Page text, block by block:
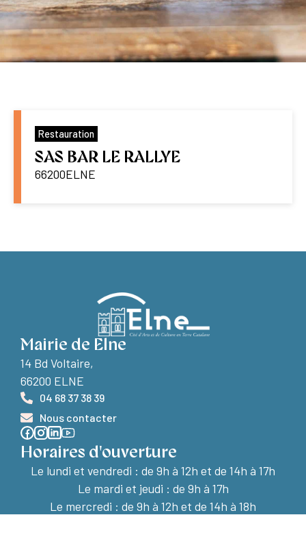
Restauration
SAS BAR LE RALLYE
66200ELNE
Mairie de Elne
14 Bd Voltaire,
66200 ELNE
04 68 37 38 39
Nous contacter
Horaires d'ouverture
Le lundi et vendredi : de 9h à 12h et de 14h à 17h
Le mardi et jeudi : de 9h à 17h
Le mercredi : de 9h à 12h et de 14h à 18h